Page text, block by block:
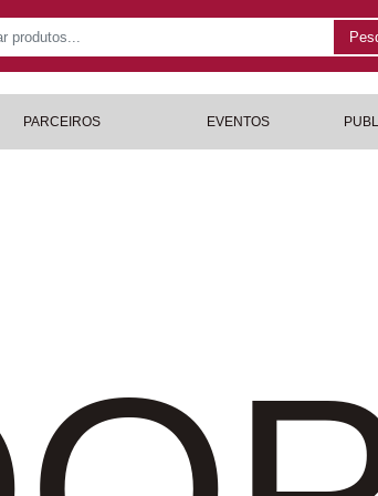
PARCEIROS EVENTOS